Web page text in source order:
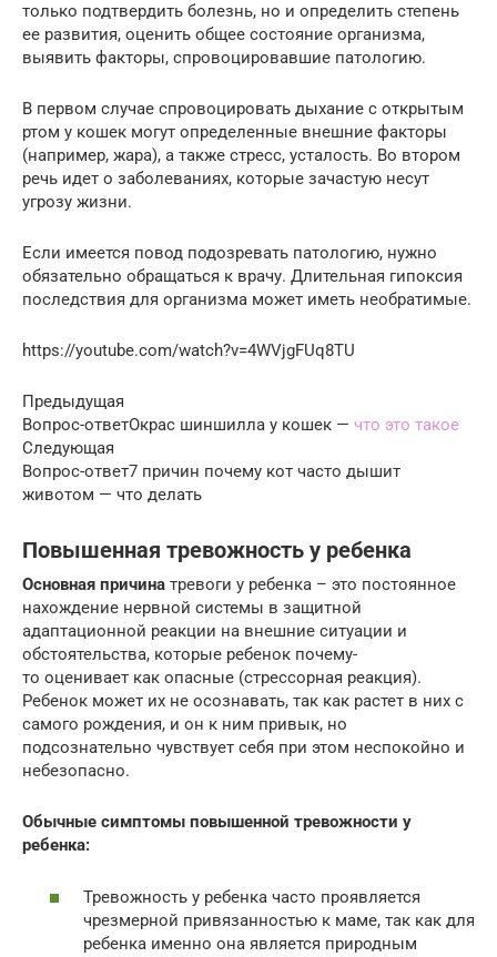
только подтвердить болезнь, но и определить степень
ее развития, оценить общее состояние организма,
выявить факторы, спровоцировавшие патологию.
В первом случае спровоцировать дыхание с открытым
ртом у кошек могут определенные внешние факторы
(например, жара), а также стресс, усталость. Во втором
речь идет о заболеваниях, которые зачастую несут
угрозу жизни.
Если имеется повод подозревать патологию, нужно
обязательно обращаться к врачу. Длительная гипоксия
последствия для организма может иметь необратимые.
https://youtube.com/watch?v=4WVjgFUq8TU
Предыдущая
Вопрос-ответОкрас шиншилла у кошек — что это такое
Следующая
Вопрос-ответ7 причин почему кот часто дышит
животом — что делать
Повышенная тревожность у ребенка
Основная причина тревоги у ребенка – это постоянное
нахождение нервной системы в защитной
адаптационной реакции на внешние ситуации и
обстоятельства, которые ребенок почему-
то оценивает как опасные (стрессорная реакция).
Ребенок может их не осознавать, так как растет в них с
самого рождения, и он к ним привык, но
подсознательно чувствует себя при этом неспокойно и
небезопасно.
Обычные симптомы повышенной тревожности у
ребенка:
Тревожность у ребенка часто проявляется
чрезмерной привязанностью к маме, так как для
ребенка именно она является природным